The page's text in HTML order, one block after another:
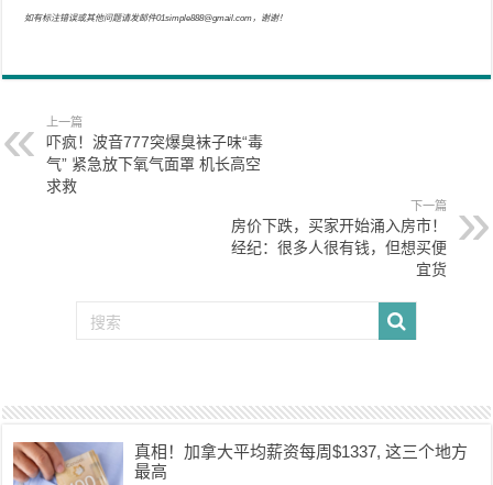
如有标注错误或其他问题请发邮件01simple888@gmail.com，谢谢！
上一篇
吓疯！波音777突爆臭袜子味“毒
气” 紧急放下氧气面罩 机长高空
求救
下一篇
房价下跌，买家开始涌入房市！
经纪：很多人很有钱，但想买便
宜货
真相！加拿大平均薪资每周$1337, 这三个地方
最高